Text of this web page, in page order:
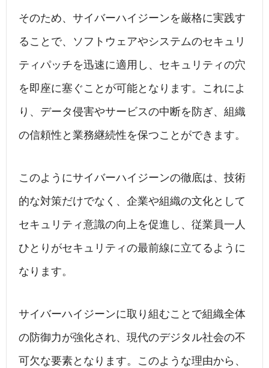
そのため、サイバーハイジーンを厳格に実践す
ることで、ソフトウェアやシステムのセキュリ
ティパッチを迅速に適用し、セキュリティの穴
を即座に塞ぐことが可能となります。これによ
り、データ侵害やサービスの中断を防ぎ、組織
の信頼性と業務継続性を保つことができます。
このようにサイバーハイジーンの徹底は、技術
的な対策だけでなく、企業や組織の文化として
セキュリティ意識の向上を促進し、従業員一人
ひとりがセキュリティの最前線に立てるように
なります。
サイバーハイジーンに取り組むことで組織全体
の防御力が強化され、現代のデジタル社会の不
可欠な要素となります。このような理由から、